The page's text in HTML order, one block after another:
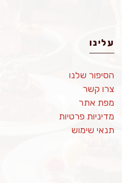
עלינו
הסיפור שלנו
צרו קשר
מפת אתר
מדיניות פרטיות
תנאי שימוש